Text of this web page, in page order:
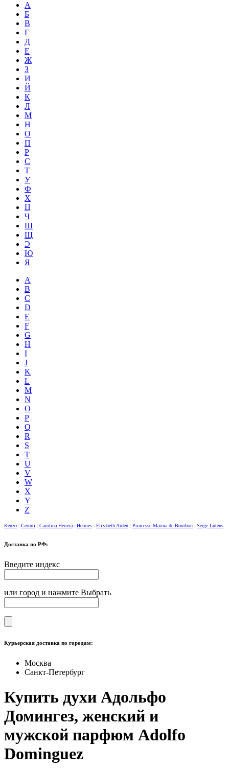
А
Б
В
Г
Д
Е
Ж
З
И
Й
К
Л
М
Н
О
П
Р
С
Т
У
Ф
Х
Ц
Ч
Ш
Щ
Э
Ю
Я
A
B
C
D
E
F
G
H
I
J
K
L
M
N
O
P
Q
R
S
T
U
V
W
X
Y
Z
Kenzo Cerruti Carolina Herrera Hermes Elizabeth Arden Princesse Marina de Bourbon Serge Lutens
Доставка по РФ:
Введите индекс
или город и нажмите Выбрать
Курьерская доставка по городам:
Москва
Санкт-Петербург
Купить духи Адольфо
Домингез, женский и
мужской парфюм Adolfo
Dominguez